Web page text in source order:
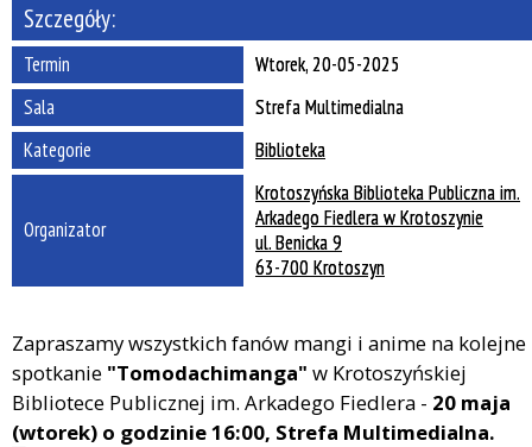
Miejsce
Organizator
Promowane
Szczegóły:
Termin
Wtorek, 20-05-2025
Sala
Strefa Multimedialna
Kategorie
Biblioteka
Organizator
Krotoszyńska Biblioteka Publiczna im.
Arkadego Fiedlera w Krotoszynie
ul. Benicka 9
63-700 Krotoszyn
Zapraszamy wszystkich fanów mangi i anime na kolejne
spotkanie "Tomodachimanga" w Krotoszyńskiej
Bibliotece Publicznej im. Arkadego Fiedlera - 20 maja
(wtorek) o godzinie 16:00, Strefa Multimedialna.